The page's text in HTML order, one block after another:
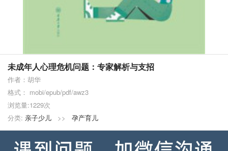
未成年人心理危机问题：专家解析与支招
作者：胡华
格式： mobi/epub/pdf/awz3
浏览量:1229次
分类: 亲子少儿 >> 孕产育儿